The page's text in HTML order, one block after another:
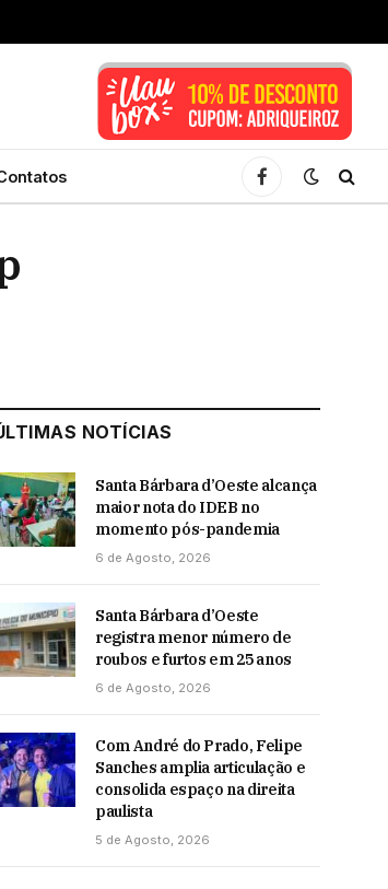
Facebook
NOTÍCIAS
Santa Bárbara d’Oeste alcança
maior nota do IDEB no
momento pós-pandemia
6 de Agosto, 2026
Santa Bárbara d’Oeste
registra menor número de
roubos e furtos em 25 anos
6 de Agosto, 2026
Com André do Prado, Felipe
Sanches amplia articulação e
consolida espaço na direita
paulista
5 de Agosto, 2026